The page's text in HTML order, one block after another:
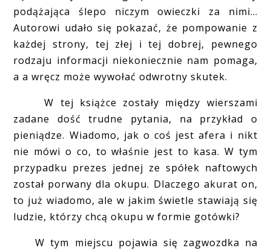
podążająca ślepo niczym owieczki za nimi...
Autorowi udało się pokazać, że pompowanie z
każdej strony, tej złej i tej dobrej, pewnego
rodzaju informacji niekoniecznie nam pomaga,
a a wręcz może wywołać odwrotny skutek.
W tej książce zostały między wierszami
zadane dość trudne pytania, na przykład o
pieniądze. Wiadomo, jak o coś jest afera i nikt
nie mówi o co, to właśnie jest to kasa. W tym
przypadku prezes jednej ze spółek naftowych
został porwany dla okupu. Dlaczego akurat on,
to już wiadomo, ale w jakim świetle stawiają się
ludzie, którzy chcą okupu w formie gotówki?
W tym miejscu pojawia się zagwozdka na